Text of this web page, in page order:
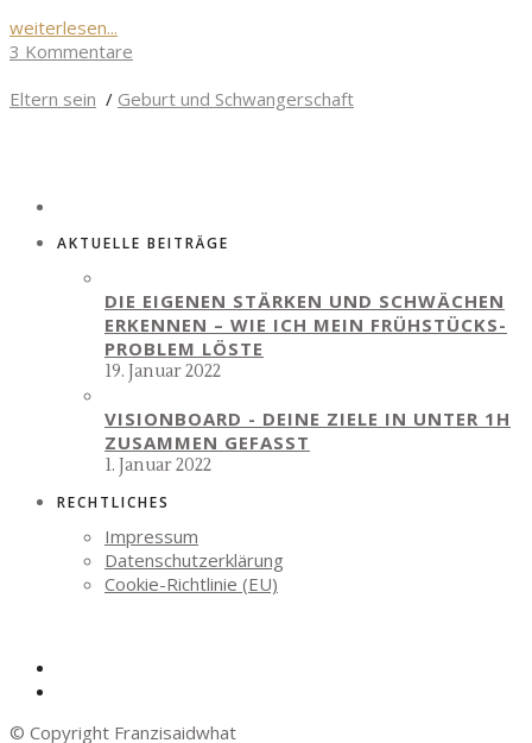
weiterlesen...
3 Kommentare
Eltern sein / Geburt und Schwangerschaft
AKTUELLE BEITRÄGE
DIE EIGENEN STÄRKEN UND SCHWÄCHEN
ERKENNEN – WIE ICH MEIN FRÜHSTÜCKS-
PROBLEM LÖSTE
19. Januar 2022
VISIONBOARD - DEINE ZIELE IN UNTER 1H
ZUSAMMEN GEFASST
1. Januar 2022
RECHTLICHES
Impressum
Datenschutzerklärung
Cookie-Richtlinie (EU)
© Copyright Franzisaidwhat